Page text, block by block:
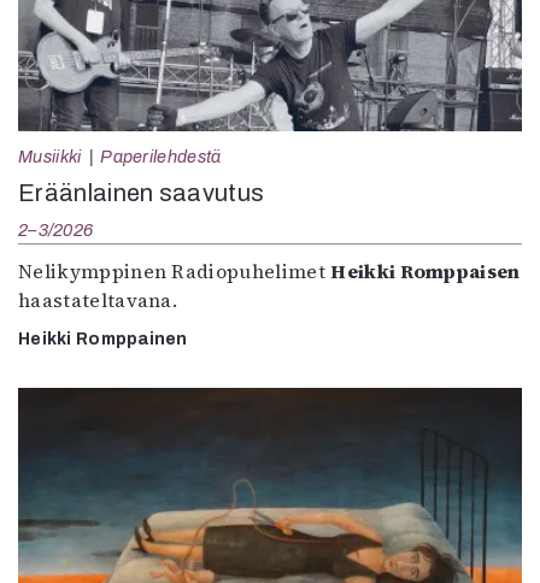
Musiikki Paperilehdestä
Eräänlainen saavutus
2–3/2026
Nelikymppinen RadiopuhelimetHeikki Romppaisen
haastateltavana.
Heikki Romppainen